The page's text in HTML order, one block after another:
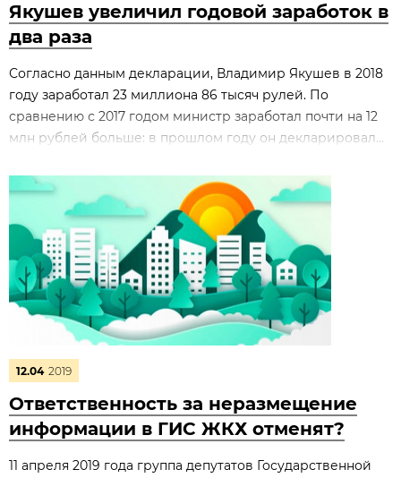
Якушев увеличил годовой заработок в
два раза
Согласно данным декларации, Владимир Якушев в 2018
году заработал 23 миллиона 86 тысяч рулей. По
сравнению с 2017 годом министр заработал почти на 12
млн рублей больше: в прошлом году он декларировал...
12.04 2019
Ответственность за неразмещение
информации в ГИС ЖКХ отменят?
11 апреля 2019 года группа депутатов Государственной